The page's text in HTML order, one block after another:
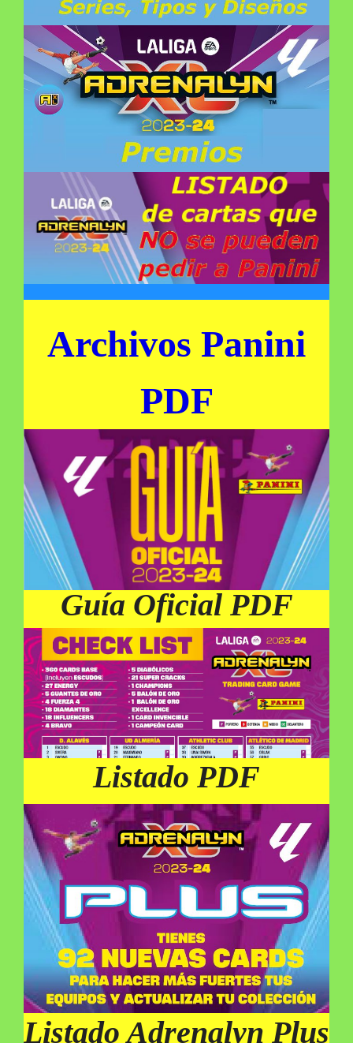
Archivos Panini
PDF
Guía Oficial PDF
Listado PDF
Listado Adrenalyn Plus